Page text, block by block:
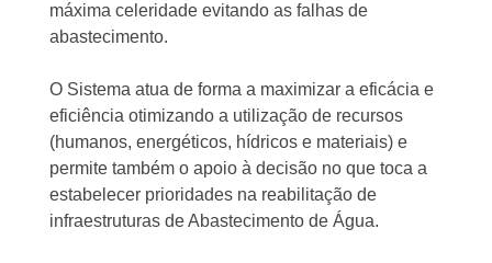
máxima celeridade evitando as falhas de
abastecimento.
O Sistema atua de forma a maximizar a eficácia e
eficiência otimizando a utilização de recursos
(humanos, energéticos, hídricos e materiais) e
permite também o apoio à decisão no que toca a
estabelecer prioridades na reabilitação de
infraestruturas de Abastecimento de Água.